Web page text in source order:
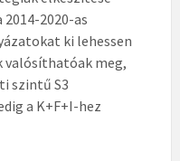
2020-as
ki lehessen
valósíthatóak meg,
szintű S3
a K+F+I-hez